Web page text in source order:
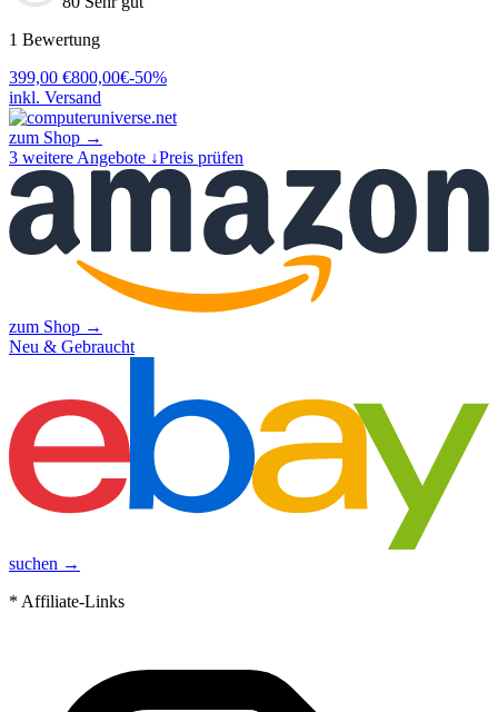
1 Bewertung
399,00 €800,00€-50%
inkl. Versand
zum Shop →
3 weitere Angebote ↓Preis prüfen
zum Shop →
Neu & Gebraucht
suchen →
* Affiliate-Links